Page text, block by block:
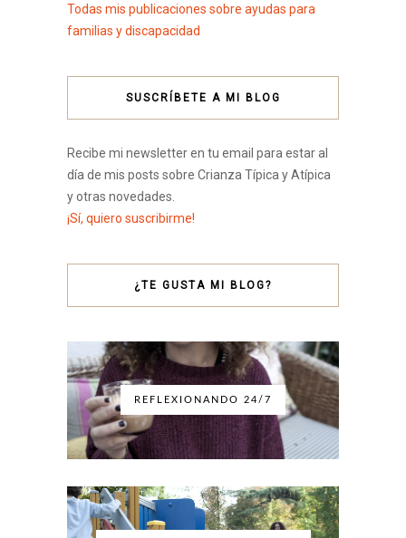
Todas mis publicaciones sobre ayudas para
familias y discapacidad
SUSCRÍBETE A MI BLOG
Recibe mi newsletter en tu email para estar al
día de mis posts sobre Crianza Típica y Atípica
y otras novedades.
¡Sí, quiero suscribirme!
¿TE GUSTA MI BLOG?
REFLEXIONANDO 24/7